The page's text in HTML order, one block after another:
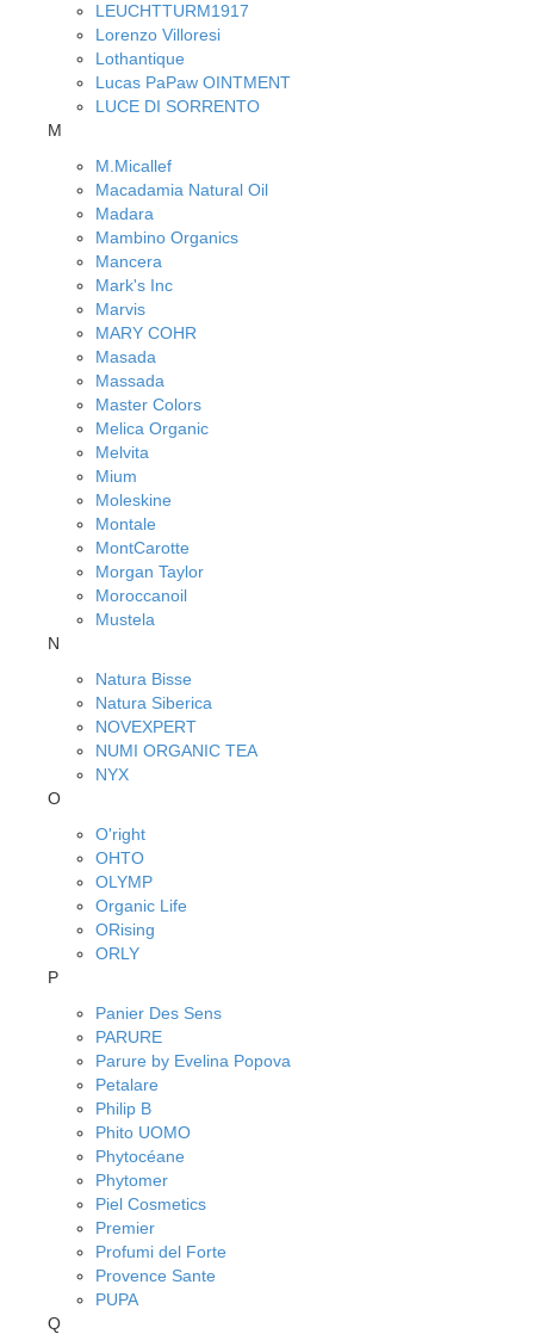
LEUCHTTURM1917
Lorenzo Villoresi
Lothantique
Lucas PaPaw OINTMENT
LUCE DI SORRENTO
M
M.Micallef
Macadamia Natural Oil
Madara
Mambino Organics
Mancera
Mark's Inc
Marvis
MARY COHR
Masada
Massada
Master Colors
Melica Organic
Melvita
Mium
Moleskine
Montale
MontCarotte
Morgan Taylor
Moroccanoil
Mustela
N
Natura Bisse
Natura Siberica
NOVEXPERT
NUMI ORGANIC TEA
NYX
O
O'right
OHTO
OLYMP
Organic Life
ORising
ORLY
P
Panier Des Sens
PARURE
Parure by Evelina Popova
Petalare
Philip B
Phito UOMO
Phytocéane
Phytomer
Piel Cosmetics
Premier
Profumi del Forte
Provence Sante
PUPA
Q